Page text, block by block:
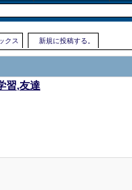
クス 新規に投稿する。
習,友達